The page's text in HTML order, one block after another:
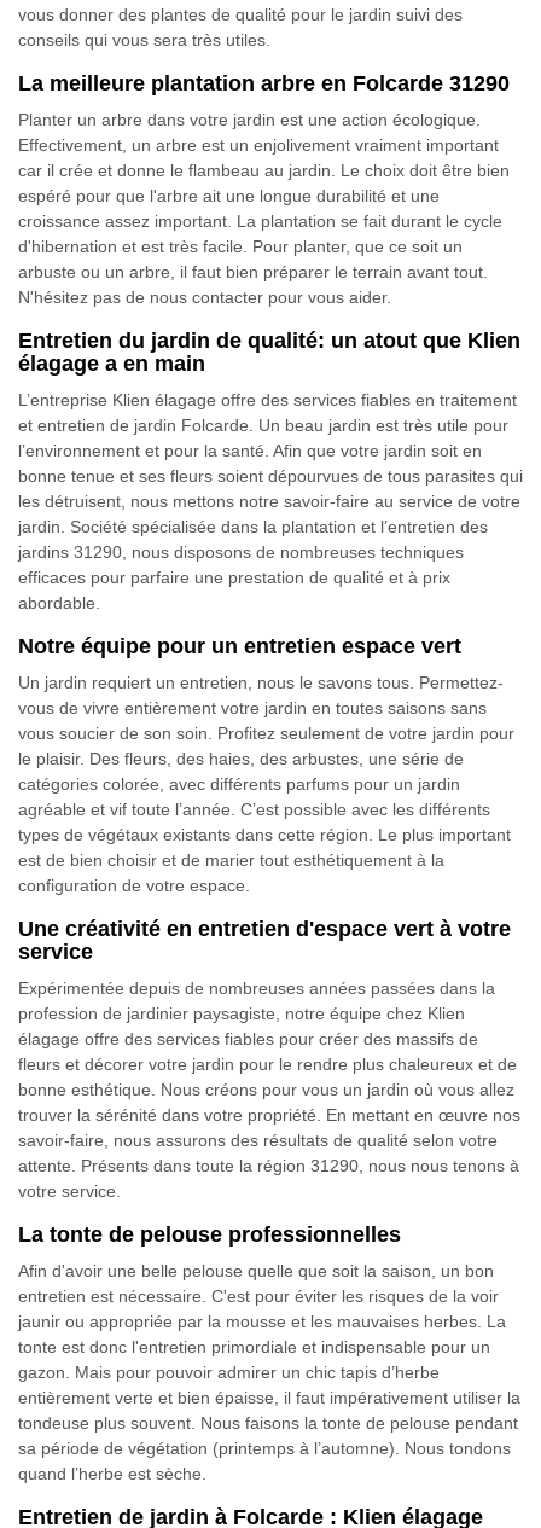
vous donner des plantes de qualité pour le jardin suivi des
conseils qui vous sera très utiles.
La meilleure plantation arbre en Folcarde 31290
Planter un arbre dans votre jardin est une action écologique.
Effectivement, un arbre est un enjolivement vraiment important
car il crée et donne le flambeau au jardin. Le choix doit être bien
espéré pour que l'arbre ait une longue durabilité et une
croissance assez important. La plantation se fait durant le cycle
d'hibernation et est très facile. Pour planter, que ce soit un
arbuste ou un arbre, il faut bien préparer le terrain avant tout.
N'hésitez pas de nous contacter pour vous aider.
Entretien du jardin de qualité: un atout que Klien
élagage a en main
L’entreprise Klien élagage offre des services fiables en traitement
et entretien de jardin Folcarde. Un beau jardin est très utile pour
l’environnement et pour la santé. Afin que votre jardin soit en
bonne tenue et ses fleurs soient dépourvues de tous parasites qui
les détruisent, nous mettons notre savoir-faire au service de votre
jardin. Société spécialisée dans la plantation et l’entretien des
jardins 31290, nous disposons de nombreuses techniques
efficaces pour parfaire une prestation de qualité et à prix
abordable.
Notre équipe pour un entretien espace vert
Un jardin requiert un entretien, nous le savons tous. Permettez-
vous de vivre entièrement votre jardin en toutes saisons sans
vous soucier de son soin. Profitez seulement de votre jardin pour
le plaisir. Des fleurs, des haies, des arbustes, une série de
catégories colorée, avec différents parfums pour un jardin
agréable et vif toute l’année. C’est possible avec les différents
types de végétaux existants dans cette région. Le plus important
est de bien choisir et de marier tout esthétiquement à la
configuration de votre espace.
Une créativité en entretien d'espace vert à votre
service
Expérimentée depuis de nombreuses années passées dans la
profession de jardinier paysagiste, notre équipe chez Klien
élagage offre des services fiables pour créer des massifs de
fleurs et décorer votre jardin pour le rendre plus chaleureux et de
bonne esthétique. Nous créons pour vous un jardin où vous allez
trouver la sérénité dans votre propriété. En mettant en œuvre nos
savoir-faire, nous assurons des résultats de qualité selon votre
attente. Présents dans toute la région 31290, nous nous tenons à
votre service.
La tonte de pelouse professionnelles
Afin d'avoir une belle pelouse quelle que soit la saison, un bon
entretien est nécessaire. C'est pour éviter les risques de la voir
jaunir ou appropriée par la mousse et les mauvaises herbes. La
tonte est donc l'entretien primordiale et indispensable pour un
gazon. Mais pour pouvoir admirer un chic tapis d’herbe
entièrement verte et bien épaisse, il faut impérativement utiliser la
tondeuse plus souvent. Nous faisons la tonte de pelouse pendant
sa période de végétation (printemps à l’automne). Nous tondons
quand l’herbe est sèche.
Entretien de jardin à Folcarde : Klien élagage